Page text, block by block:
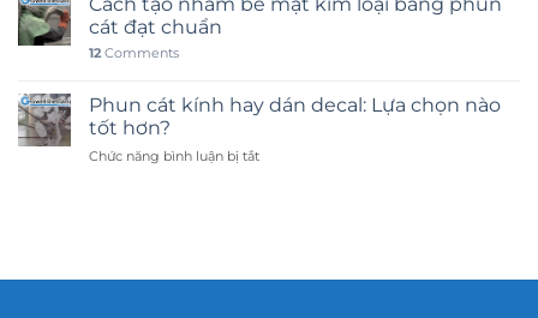
cát đạt chuẩn
12Comments
Phun cát kính hay dán decal: Lựa chọn nào
tốt hơn?
Chức năng bình luận bị tắtở
decal: